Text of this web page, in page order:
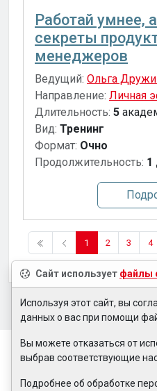
Работай умнее,
секреты
менеджеров
Ведущий: Ольга
Направление: Личная
Длительность: 5
Вид: Тренинг
Формат: Очно
Продолжительность: 1
1 2 3 4
Сайт использует файлы
Используя этот сайт, вы
данных о вас при помощи
Вы можете отказаться от
выбрав соответствующие
Подробнее об обработке